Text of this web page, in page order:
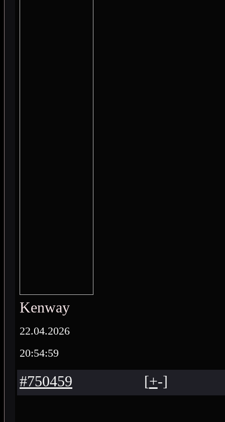
Kenway
22.04.2026
20:54:59
#750459 [+-]